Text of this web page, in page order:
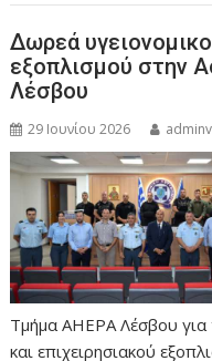
Δωρεά
εξοπλισμού στην
Λέσβου
29 Ιουνίου 2026
Τμήμα AHEPA Λέσβου
και επιχειρησιακού